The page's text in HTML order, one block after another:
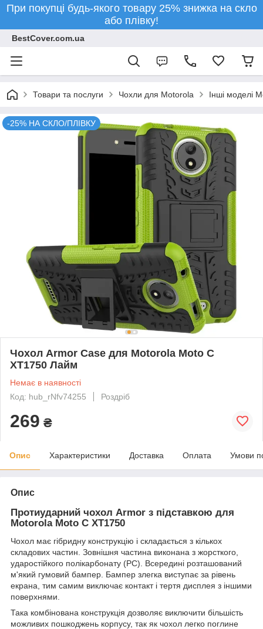
При покупці будь-якого товару 25% знижка на скло
або плівку!
BestCover.com.ua
Товари та послуги Чохли для Motorola Інші моделі
-25% НА СКЛО/ПЛІВКУ
Чохол Armor Case для Motorola Moto C
XT1750 Лайм
Немає в наявності
Код: hub_rNfv74255
Роздріб
269 ₴
Опис Характеристики Доставка Оплата Умови
Опис
Протиударний чохол Armor з підставкою для
Motorola Moto C XT1750
Чохол має гібридну конструкцію і складається з кількох
складових частин. Зовнішня частина виконана з жорсткого,
ударостійкого полікарбонату (PC). Всередині розташований
м'який гумовий бампер. Бампер злегка виступає за рівень
екрана, тим самим виключає контакт і тертя дисплея з іншими
поверхнями.
Така комбінована конструкція дозволяє виключити більшість
можливих пошкоджень корпусу, так як чохол легко поглине